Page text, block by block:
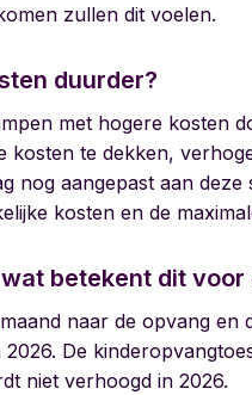
zullen dit voelen.
duurder?
met hogere kosten
kosten te dekken,
nog aangepast aan
kosten en de
betekent dit voor
naar de opvang
De
niet verhoogd in 2026.